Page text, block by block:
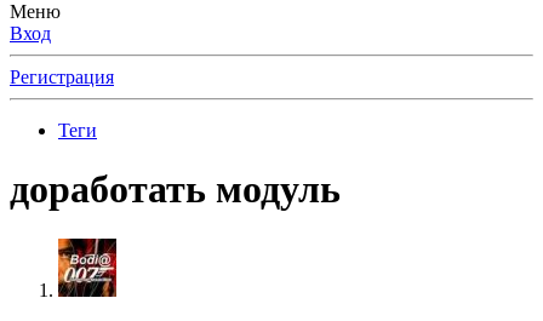
Меню
Вход
Регистрация
Теги
доработать модуль